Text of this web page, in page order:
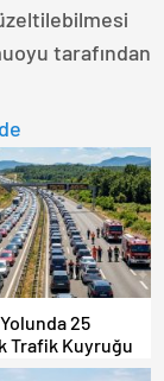
tarafından
25
Trafik Kuyruğu